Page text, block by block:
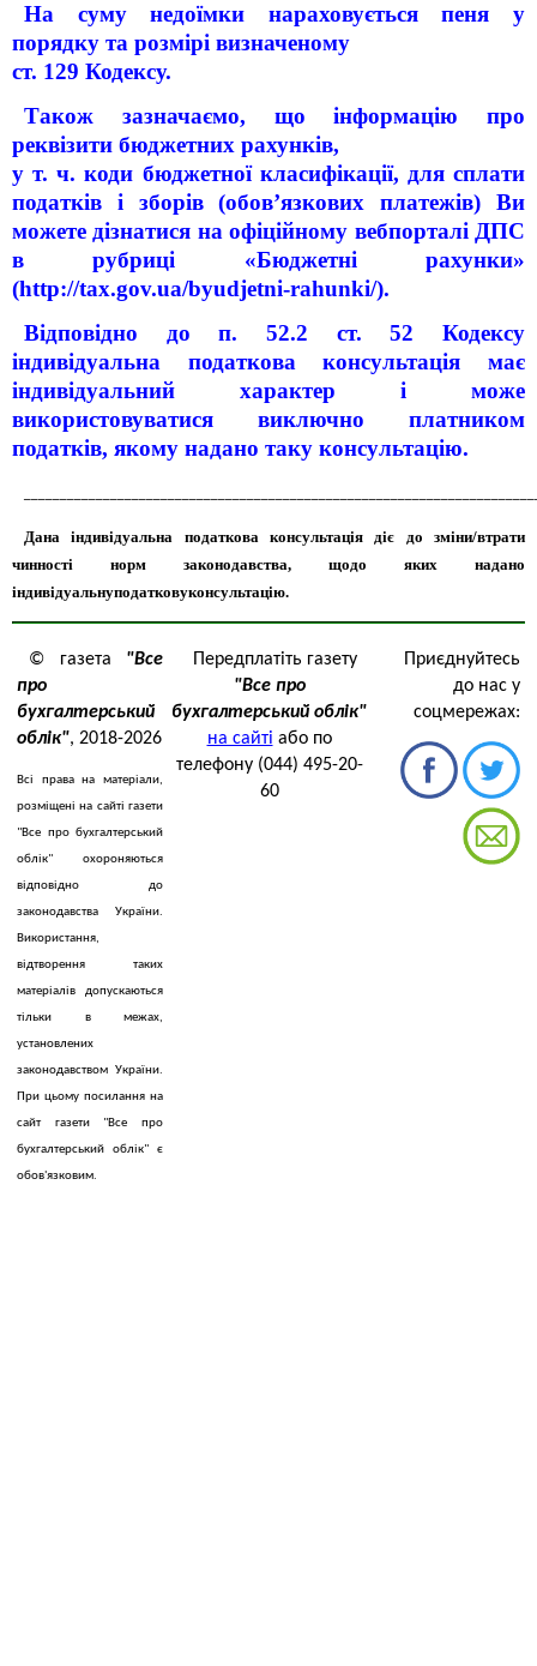
На суму недоїмки нараховується пеня у
порядку та розмірі визначеному
ст. 129 Кодексу.
Також зазначаємо, що інформацію про
реквізити бюджетних рахунків,
у т. ч. коди бюджетної класифікації, для сплати
податків і зборів (обов’язкових платежів) Ви
можете дізнатися на офіційному вебпорталі ДПС
в рубриці «Бюджетні рахунки»
(http://tax.gov.ua/byudjetni-rahunki/).
Відповідно до п. 52.2 ст. 52 Кодексу
індивідуальна податкова консультація має
індивідуальний характер і може
використовуватися виключно платником
податків, якому надано таку консультацію.
Дана індивідуальна податкова консультація діє до зміни/втрати
чинності норм законодавства, щодо яких надано
індивідуальнуподатковуконсультацію.
© газета "Все
про
бухгалтерський
облік", 2018-2026
Всі права на матеріали,
розміщені на сайті газети
"Все про бухгалтерський
облік" охороняються
відповідно до
законодавства України.
Використання,
відтворення таких
матеріалів допускаються
тільки в межах,
установлених
законодавством України.
При цьому посилання на
сайт газети "Все про
бухгалтерський облік" є
обов'язковим.
Передплатіть газету
"Все про
бухгалтерський облік"
на сайті або по
телефону (044) 495-20-
60
Приєднуйтесь
до нас у
соцмережах: